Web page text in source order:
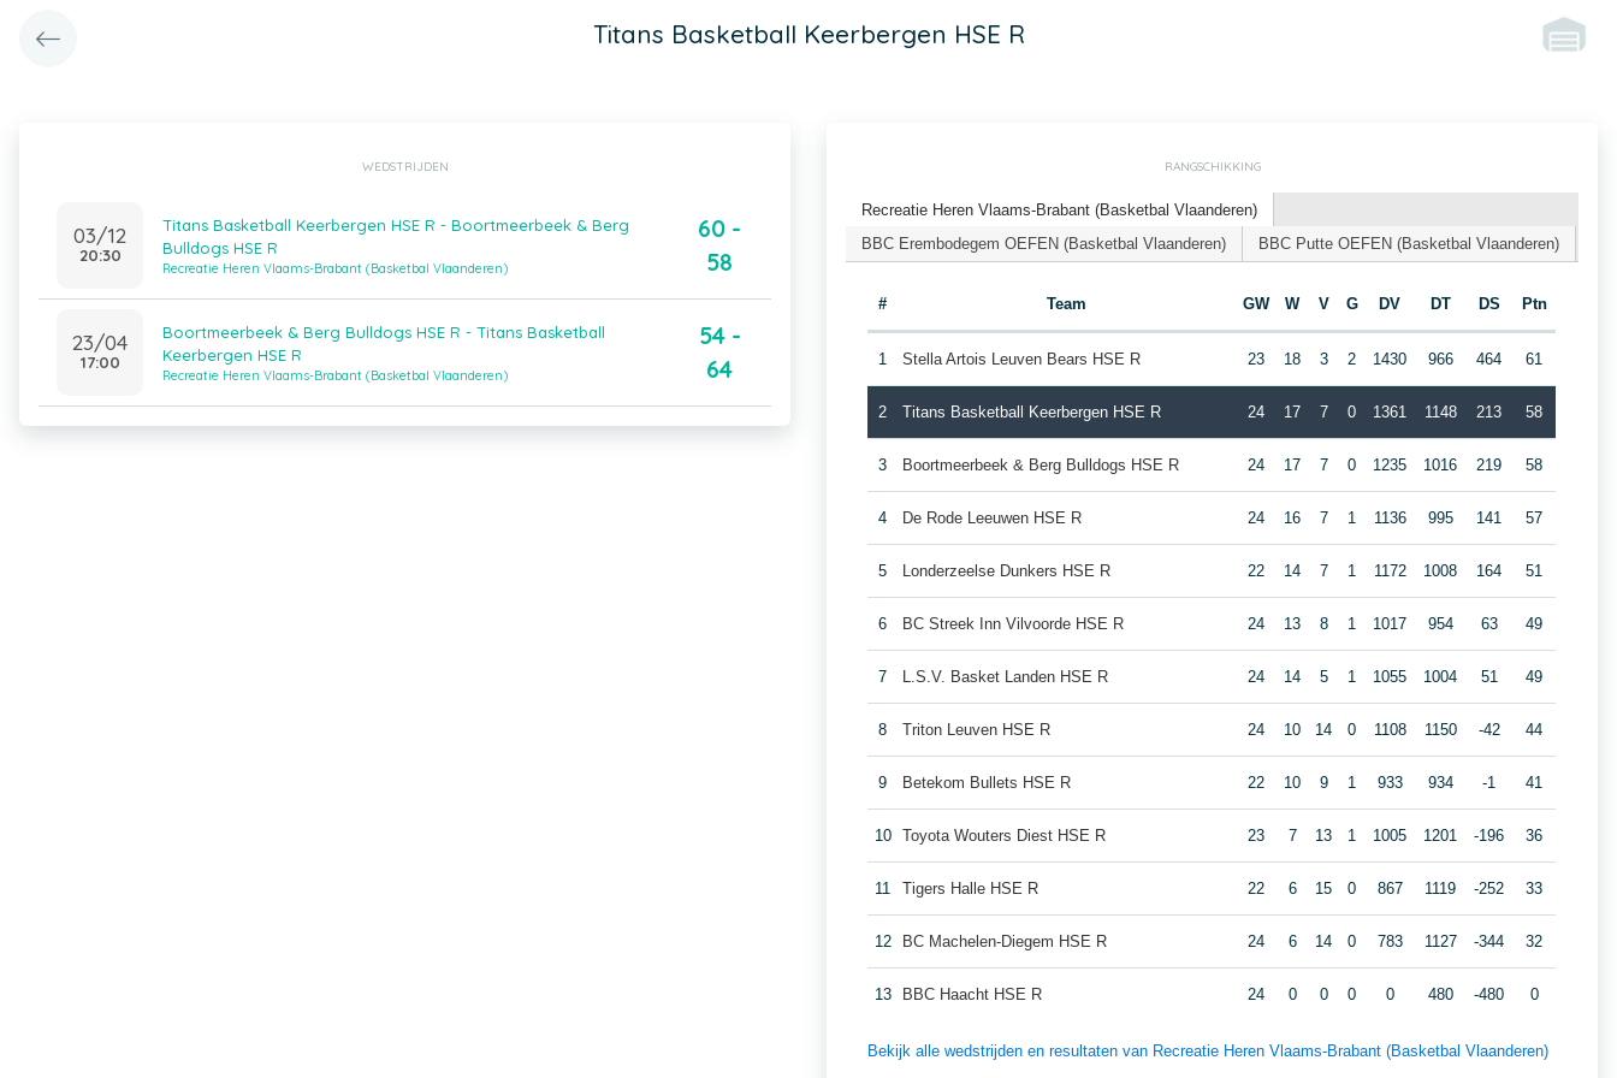
Titans Basketball Keerbergen HSE R
WEDSTRIJDEN
03/12
20:30
Titans Basketball Keerbergen HSE R - Boortmeerbeek & Berg
Bulldogs HSE R
Recreatie Heren Vlaams-Brabant (Basketbal Vlaanderen)
60 -
58
23/04
17:00
Boortmeerbeek & Berg Bulldogs HSE R - Titans Basketball
Keerbergen HSE R
Recreatie Heren Vlaams-Brabant (Basketbal Vlaanderen)
54 -
64
RANGSCHIKKING
Recreatie Heren Vlaams-Brabant (Basketbal Vlaanderen)
BBC Erembodegem OEFEN (Basketbal Vlaanderen)
BBC Putte OEFEN (Basketbal Vlaanderen)
# Team GW W V G DV DT DS Ptn
1 Stella Artois Leuven Bears HSE R 23 18 3 2 1430 966 464 61
2 Titans Basketball Keerbergen HSE R 24 17 7 0 1361 1148 213 58
3 Boortmeerbeek & Berg Bulldogs HSE R 24 17 7 0 1235 1016 219 58
4 De Rode Leeuwen HSE R 24 16 7 1 1136 995 141 57
5 Londerzeelse Dunkers HSE R 22 14 7 1 1172 1008 164 51
6 BC Streek Inn Vilvoorde HSE R 24 13 8 1 1017 954 63 49
7 L.S.V. Basket Landen HSE R 24 14 5 1 1055 1004 51 49
8 Triton Leuven HSE R 24 10 14 0 1108 1150 -42 44
9 Betekom Bullets HSE R 22 10 9 1 933 934 -1 41
10 Toyota Wouters Diest HSE R 23 7 13 1 1005 1201 -196 36
11 Tigers Halle HSE R 22 6 15 0 867 1119 -252 33
12 BC Machelen-Diegem HSE R 24 6 14 0 783 1127 -344 32
13 BBC Haacht HSE R 24 0 0 0 0 480 -480 0
Bekijk alle wedstrijden en resultaten van Recreatie Heren Vlaams-Brabant (Basketbal Vlaanderen)